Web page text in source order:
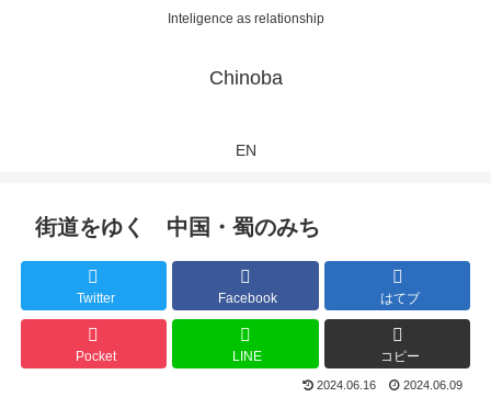
Inteligence as relationship
Chinoba
EN
街道をゆく 中国・蜀のみち
Twitter Facebook はてブ
Pocket LINE コピー
2024.06.16 2024.06.09